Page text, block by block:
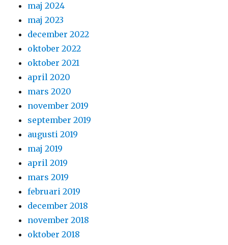
maj 2024
maj 2023
december 2022
oktober 2022
oktober 2021
april 2020
mars 2020
november 2019
september 2019
augusti 2019
maj 2019
april 2019
mars 2019
februari 2019
december 2018
november 2018
oktober 2018